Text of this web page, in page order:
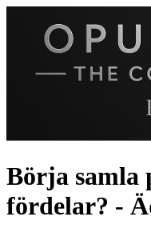
Börja samla
fördelar? -